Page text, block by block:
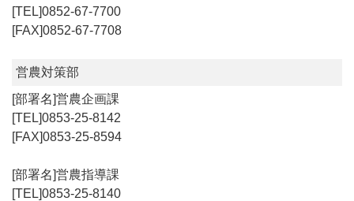
0852-67-7700
0852-67-7708
営農対策部
営農企画課
0853-25-8142
0853-25-8594
営農指導課
0853-25-8140